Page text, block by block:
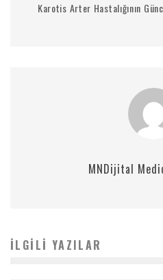
Karotis Arter Hastalığının
MNDijital
İLGILI YAZILAR